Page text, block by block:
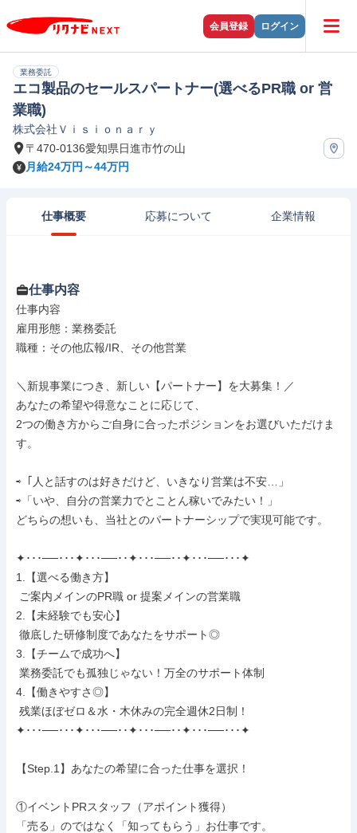
会員登録 ログイン
業務委託
エコ製品のセールスパートナー(選べるPR職 or 営
業職)
株式会社Ｖｉｓｉｏｎａｒｙ
〒470-0136愛知県日進市竹の山
月給24万円～44万円
仕事概要 応募について 企業情報
仕事内容
仕事内容
雇用形態：業務委託
職種：その他広報/IR、その他営業
＼新規事業につき、新しい【パートナー】を大募集！／
あなたの希望や得意なことに応じて、
2つの働き方からご自身に合ったポジションをお選びいただけま
す。
⇨「人と話すのは好きだけど、いきなり営業は不安…」
⇨「いや、自分の営業力でとことん稼いでみたい！」
どちらの想いも、当社とのパートナーシップで実現可能です。
✦･･･──･･･✦･･･──･･✦･･･──･･✦･･･──･･･✦
1.【選べる働き方】
2.【未経験でも安心】
3.【チームで成功へ】
4.【働きやすさ◎】
✦･･･──･･･✦･･･──･･✦･･･──･･✦･･･──･･･✦
【Step.1】あなたの希望に合った仕事を選択！
①イベントPRスタッフ（アポイント獲得）
「売る」のではなく「知ってもらう」お仕事です。